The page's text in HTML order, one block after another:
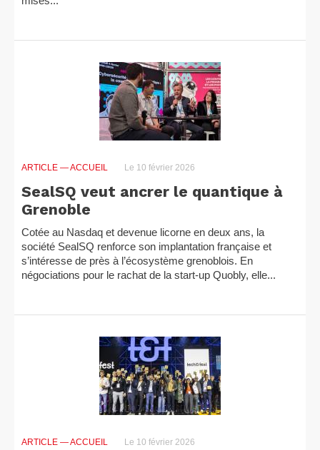
ARTICLE — ACCUEIL Le 10 février 2026
SealSQ veut ancrer le quantique à
Grenoble
Cotée au Nasdaq et devenue licorne en deux ans, la
société SealSQ renforce son implantation française et
s’intéresse de près à l’écosystème grenoblois. En
négociations pour le rachat de la start-up Quobly, elle...
ARTICLE — ACCUEIL Le 10 février 2026